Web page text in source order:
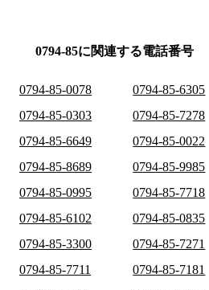
0794-85に関連する電話番号
0794-85-0078 0794-85-6305
0794-85-0303
0794-85-7278
0794-85-6649
0794-85-0022
0794-85-8689
0794-85-9985
0794-85-0995
0794-85-7718
0794-85-6102
0794-85-0835
0794-85-3300
0794-85-7271
0794-85-7711
0794-85-7181